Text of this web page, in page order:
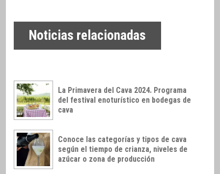
Noticias relacionadas
La Primavera del Cava 2024. Programa
del festival enoturístico en bodegas de
cava
Conoce las categorías y tipos de cava
según el tiempo de crianza, niveles de
azúcar o zona de producción